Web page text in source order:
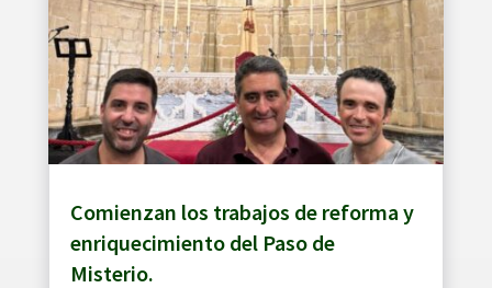
Comienzan los trabajos de reforma y
enriquecimiento del Paso de
Misterio.